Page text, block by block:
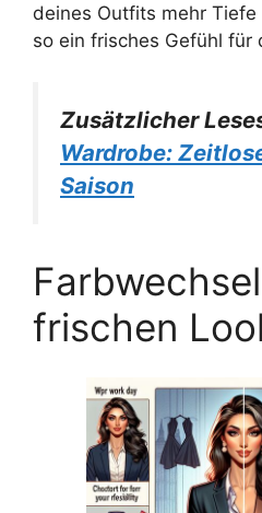
deines Outfits mehr
so ein frisches Gefühl für
Zusätzlicher
Wardrobe:
Saison
frischen